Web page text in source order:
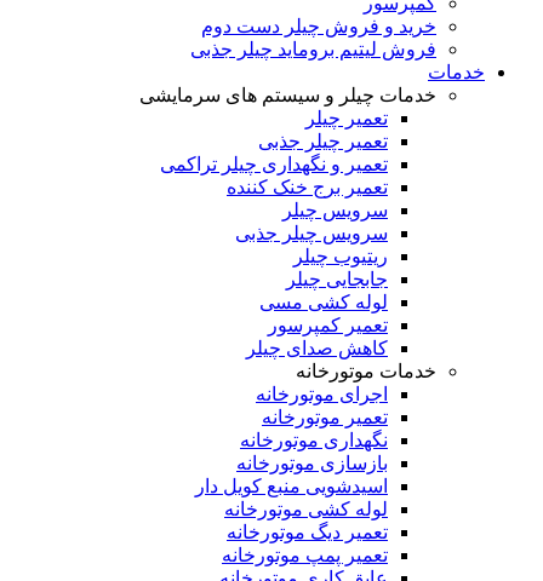
خرید و فروش چیلر دست دوم
فروش لیتیم بروماید چیلر جذبی
خدمات
خدمات چیلر و سیستم های سرمایشی
تعمیر چیلر
تعمیر چیلر جذبی
تعمیر و نگهداری چیلر تراکمی
تعمیر برج خنک کننده
سرویس چیلر
سرویس چیلر جذبی
ریتیوب چیلر
جابجایی چیلر
لوله کشی مسی
تعمیر کمپرسور
کاهش صدای چیلر
خدمات موتورخانه
اجرای موتورخانه
تعمیر موتورخانه
نگهداری موتورخانه
بازسازی موتورخانه
اسیدشویی منبع کویل دار
لوله کشی موتورخانه
تعمیر دیگ موتورخانه
تعمیر پمپ موتورخانه